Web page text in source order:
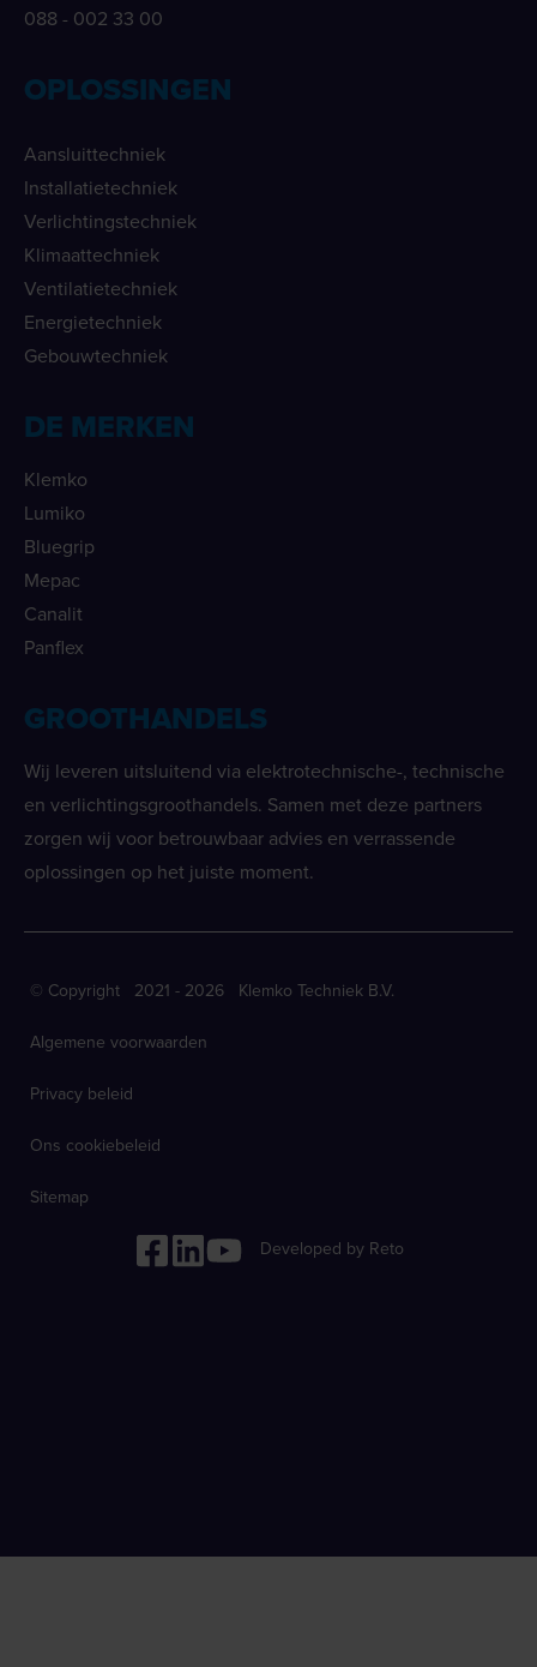
088 - 002 33 00
OPLOSSINGEN
Aansluittechniek
Installatietechniek
Verlichtingstechniek
Klimaattechniek
Ventilatietechniek
Energietechniek
Gebouwtechniek
DE MERKEN
Klemko
Lumiko
Bluegrip
Mepac
Canalit
Panflex
GROOTHANDELS
Wij leveren uitsluitend via elektrotechnische-, technische
en verlichtingsgroothandels. Samen met deze partners
zorgen wij voor betrouwbaar advies en verrassende
oplossingen op het juiste moment.
© Copyright 2021 - 2026 Klemko Techniek B.V.
Algemene voorwaarden
Privacy beleid
Ons cookiebeleid
Sitemap
Developed by Reto